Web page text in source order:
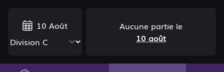
10 Août
Aucune partie le
10 août